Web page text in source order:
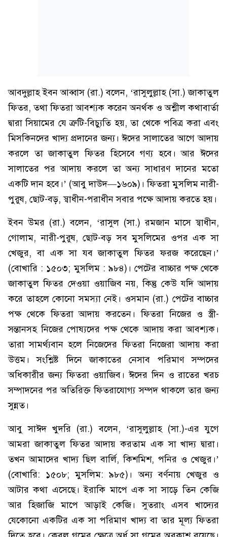
আবদুল্লাহ ইবন আব্বাস (রা.) বলেন, ‘রাসুলুল্লাহ (সা.) জাকাতুল
ফিতর, তথা ফিতরা আবশ্যক করেন অনর্থক ও অশ্লীল কথাবার্তা
দ্বারা সিয়ামের যে ত্রুটি-বিচ্যুতি হয়, তা থেকে পবিত্র করা এবং
মিসকিনদের খাদ্য প্রদানের জন্য। ঈদের সালাতের আগে আদায়
করলে তা জাকাতুল ফিতর হিসেবে গণ্য হবে। আর ঈদের
সালাতের পর আদায় করলে তা অন্য সাধারণ দানের মতো
একটি দান হবে।’ (আবু দাউদ—১৬০৯)। ফিতরা মুসলিম নারী-
পুরুষ, ছোট-বড়, স্বাধীন-পরাধীন সবার পক্ষে আদায় করতে হয়।
ইবন উমর (রা.) বলেন, ‘রাসুল (সা.) রমজান মাসে স্বাধীন,
গোলাম, নারী-পুরুষ, ছোট-বড় সব মুসলিমের ওপর এক সা
খেজুর, বা এক সা যব জাকাতুল ফিতর ফরজ করেছেন।’
(বোখারি : ১৫০৩; মুসলিম : ৯৮৪)। পেটের বাচ্চার পক্ষ থেকে
জাকাতুল ফিতর দেওয়া ওয়াজিব নয়, কিন্তু কেউ যদি আদায়
করে তাহলে কোনো সমস্যা নেই। ওসমান (রা.) পেটের বাচ্চার
পক্ষ থেকে ফিতরা আদায় করতেন। ফিতরা নিজের ও স্ত্রী-
সন্তানসহ নিজের পোষ্যদের পক্ষ থেকে আদায় করা আবশ্যক।
তারা সামর্থ্যবান হলে নিজেদের ফিতরা নিজেরা আদায় করা
উত্তম। সংশ্লিষ্ট দিনে জাকাতের নেসাব পরিমাণ সম্পদের
অধিকারীর জন্য ফিতরা ওয়াজিব। ঈদের দিন ও রাতের খরচ
সম্পাদনের পর অতিরিক্ত ফিতরাযোগ্য সম্পদ থাকলে তার জন্য
সুন্নত।
আবু সাঈদ খুদরি (রা.) বলেন, ‘রাসুলুল্লাহ (সা.)-এর যুগে
আমরা জাকাতুল ফিতর আদায় করতাম এক সা খাদ্য দ্বারা।
তখন আমাদের খাদ্য ছিল বার্লি, কিশমিশ, পনির ও খেজুর।’
(বোখারি: ১৫০৮; মুসলিম: ৯৮৫)। অন্য বর্ণনায় খেজুর ও
আটার কথা এসেছে। ইরাকি মাপে এক সা সাড়ে তিন কেজি
আর হিজাজি মাপে আড়াই কেজি। সুতরাং এসব খাদ্যের
যেকোনো একটির এক সা পরিমাণ খাদ্য বা তার মূল্য ফিতরা